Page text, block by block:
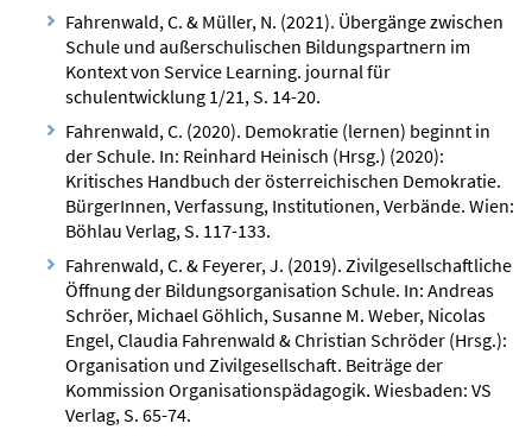
Fahrenwald, C. & Müller, N. (2021). Übergänge zwischen
Schule und außerschulischen Bildungspartnern im
Kontext von Service Learning. journal für
schulentwicklung 1/21, S. 14-20.
Fahrenwald, C. (2020). Demokratie (lernen) beginnt in
der Schule. In: Reinhard Heinisch (Hrsg.) (2020):
Kritisches Handbuch der österreichischen Demokratie.
BürgerInnen, Verfassung, Institutionen, Verbände. Wien:
Böhlau Verlag, S. 117-133.
Fahrenwald, C. & Feyerer, J. (2019). Zivilgesellschaftliche
Öffnung der Bildungsorganisation Schule. In: Andreas
Schröer, Michael Göhlich, Susanne M. Weber, Nicolas
Engel, Claudia Fahrenwald & Christian Schröder (Hrsg.):
Organisation und Zivilgesellschaft. Beiträge der
Kommission Organisationspädagogik. Wiesbaden: VS
Verlag, S. 65-74.